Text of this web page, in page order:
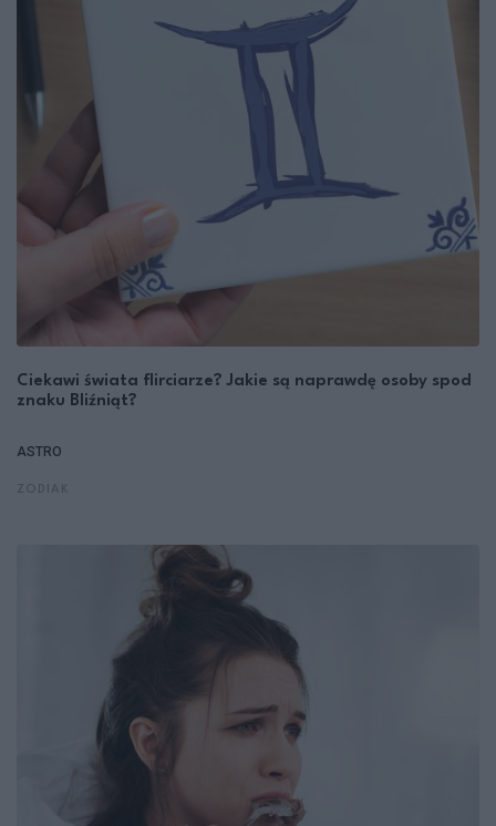
Ciekawi świata flirciarze? Jakie są naprawdę osoby spod
znaku Bliźniąt?
ASTRO